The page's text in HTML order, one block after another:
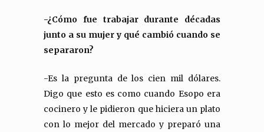
-¿Cómo fue trabajar durante décadas
junto a su mujer y qué cambió cuando se
separaron?
-Es la pregunta de los cien mil dólares.
Digo que esto es como cuando Esopo era
cocinero y le pidieron que hiciera un plato
con lo mejor del mercado y preparó una